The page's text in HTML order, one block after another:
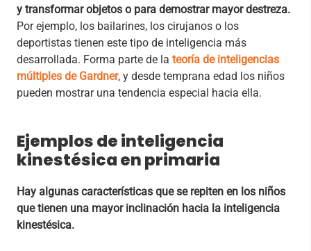
y transformar objetos o para demostrar mayor destreza.
Por ejemplo, los bailarines, los cirujanos o los
deportistas tienen este tipo de inteligencia más
desarrollada. Forma parte de la teoría de inteligencias
múltiples de Gardner, y desde temprana edad los niños
pueden mostrar una tendencia especial hacia ella.
Ejemplos de inteligencia
kinestésica en primaria
Hay algunas características que se repiten en los niños
que tienen una mayor inclinación hacia la inteligencia
kinestésica.